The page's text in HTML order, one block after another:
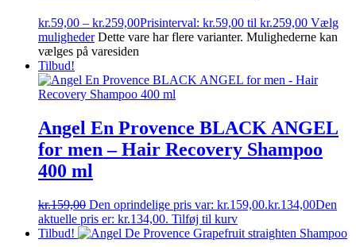
kr.59,00 – kr.259,00Prisinterval: kr.59,00 til kr.259,00 Vælg
muligheder Dette vare har flere varianter. Mulighederne kan
vælges på varesiden
Tilbud!
Angel En Provence BLACK ANGEL
for men – Hair Recovery Shampoo
400 ml
kr.159,00 Den oprindelige pris var: kr.159,00.kr.134,00Den
aktuelle pris er: kr.134,00. Tilføj til kurv
Tilbud!